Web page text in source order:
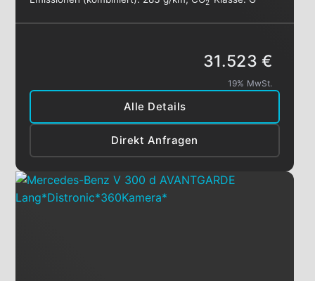
2
Alle Details
Direkt Anfragen
31.523 €
19% MwSt.